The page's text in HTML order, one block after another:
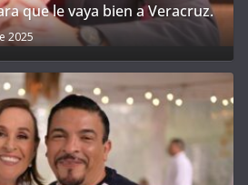
que le vaya bien a Veracruz.
2025